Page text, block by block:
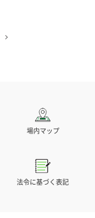
場内マップ
法令に基づく表記